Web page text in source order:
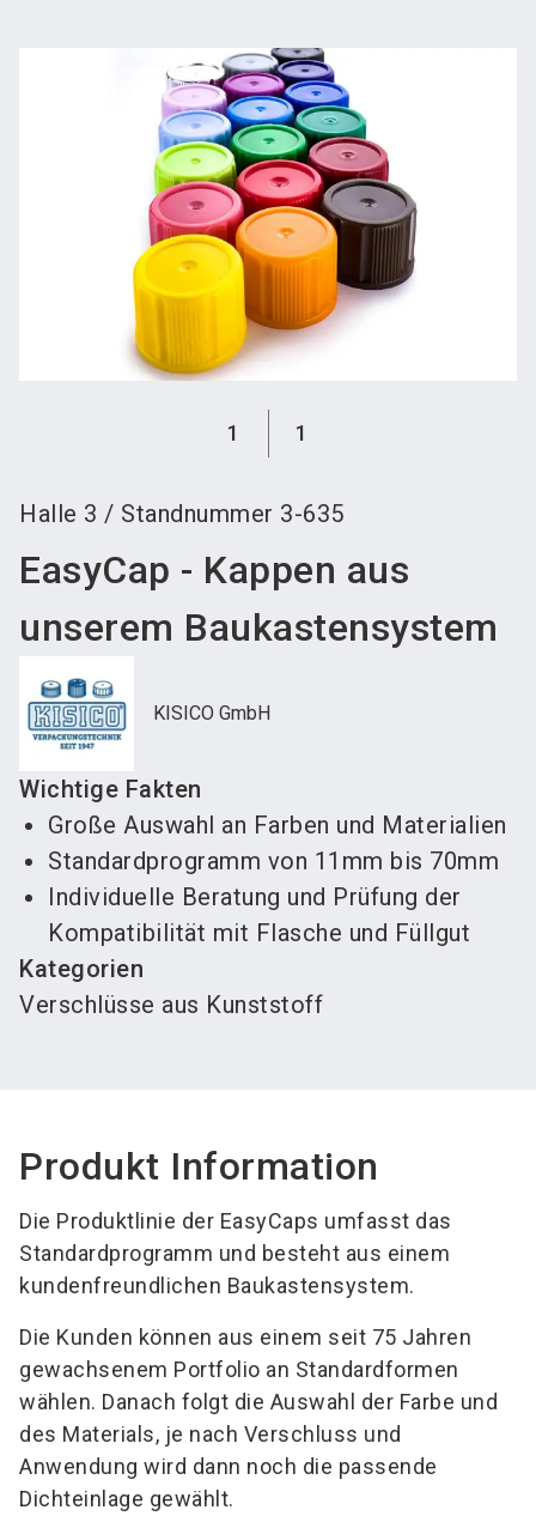
1 1
Halle 3 / Standnummer 3-635
EasyCap - Kappen aus
unserem Baukastensystem
KISICO GmbH
Wichtige Fakten
Große Auswahl an Farben und Materialien
Standardprogramm von 11mm bis 70mm
Individuelle Beratung und Prüfung der
Kompatibilität mit Flasche und Füllgut
Kategorien
Verschlüsse aus Kunststoff
Produkt Information
Die Produktlinie der EasyCaps umfasst das
Standardprogramm und besteht aus einem
kundenfreundlichen Baukastensystem.
Die Kunden können aus einem seit 75 Jahren
gewachsenem Portfolio an Standardformen
wählen. Danach folgt die Auswahl der Farbe und
des Materials, je nach Verschluss und
Anwendung wird dann noch die passende
Dichteinlage gewählt.